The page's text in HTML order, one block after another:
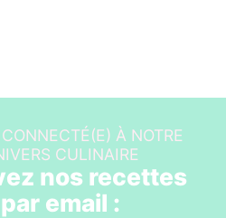
À NOTRE
CULINAIRE
nos recettes
par email :